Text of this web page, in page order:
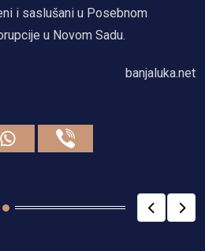
i saslušani u Posebnom
u Novom Sadu.
banjaluka.net